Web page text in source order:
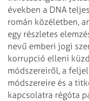
években a DNA
román közéletben,
egy részletes
nevű emberi jogi
korrupció elleni
módszereiről, a
módszereire és a
kapcsolatra régóta